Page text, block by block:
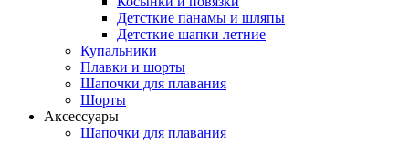
Детсткие панамы и шляпы
Детсткие шапки летние
Купальники
Плавки и шорты
Шапочки для плавания
Шорты
Аксессуары
Шапочки для плавания